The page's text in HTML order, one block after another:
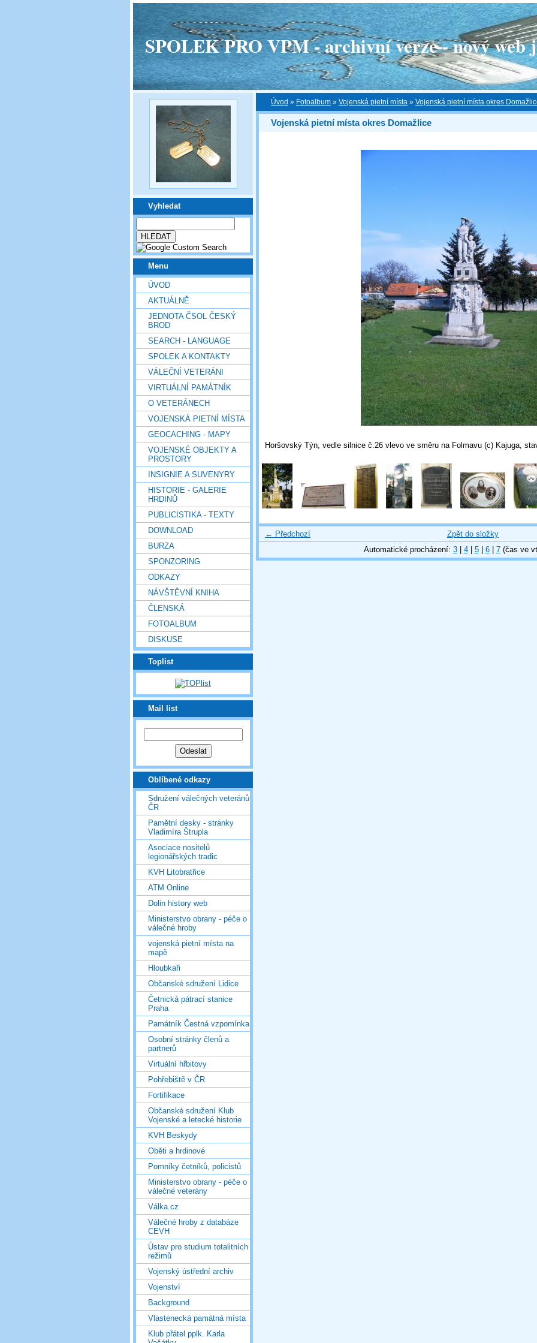
SPOLEK PRO VPM - archivní verze - nový web
Vyhledat
Menu
ÚVOD
AKTUÁLNĚ
JEDNOTA ČSOL ČESKÝ
BROD
SEARCH - LANGUAGE
SPOLEK A KONTAKTY
VÁLEČNÍ VETERÁNI
VIRTUÁLNÍ PAMÁTNÍK
O VETERÁNECH
VOJENSKÁ PIETNÍ MÍSTA
GEOCACHING - MAPY
VOJENSKÉ OBJEKTY A
PROSTORY
INSIGNIE A SUVENYRY
HISTORIE - GALERIE
HRDINŮ
PUBLICISTIKA - TEXTY
DOWNLOAD
BURZA
SPONZORING
ODKAZY
NÁVŠTĚVNÍ KNIHA
ČLENSKÁ
FOTOALBUM
DISKUSE
Toplist
Mail list
Oblíbené odkazy
Sdružení válečných veteránů
ČR
Pamětní desky - stránky
Vladimíra Štrupla
Asociace nositelů
legionářských tradic
KVH Litobratřice
ATM Online
Dolin history web
Ministerstvo obrany - péče o
válečné hroby
vojenská pietní místa na
mapě
Hloubkaři
Občanské sdružení Lidice
Četnická pátrací stanice
Praha
Památník Čestná vzpomínka
Osobní stránky členů a
partnerů
Virtuální hřbitovy
Pohřebiště v ČR
Fortifikace
Občanské sdružení Klub
Vojenské a letecké historie
KVH Beskydy
Oběti a hrdinové
Pomníky četníků, policistů
Ministerstvo obrany - péče o
válečné veterány
Válka.cz
Válečné hroby z databáze
CEVH
Ústav pro studium totalitních
režimů
Vojenský ústřední archiv
Vojenství
Background
Vlastenecká památná místa
Klub přátel pplk. Karla
Úvod » Fotoalbum » Vojenská pietní místa » Vojenská pietní místa okres
Vojenská pietní místa okres Domažlice
Horšovský Týn, vedle silnice č.26 vlevo ve směru na Folmavu (c) Kajuga,
← Předchozí
Zpět do složky
Automatické procházení: 3| 4| 5| 6| 7(čas ve